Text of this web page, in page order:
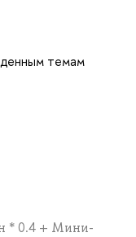
темам
* 0.4 + Мини-